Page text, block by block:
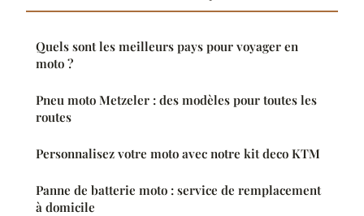
Quels sont les meilleurs pays pour voyager en
moto ?
Pneu moto Metzeler : des modèles pour toutes les
routes
Personnalisez votre moto avec notre kit deco KTM
Panne de batterie moto : service de remplacement
à domicile